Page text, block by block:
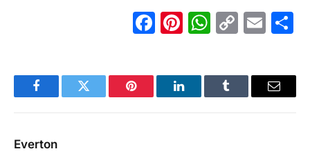
Facebook
Pinterest
Copy
Link
FacebookTwitter Pinterest LinkedInTumblr Email
Everton